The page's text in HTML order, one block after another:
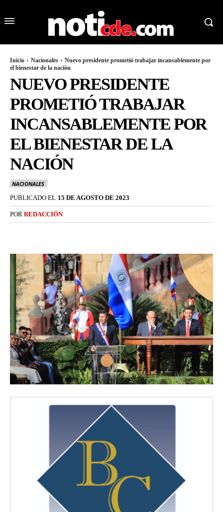
Inicio Nacionales
Nuevo presidente prometió trabajar incansablemente por
el bienestar de la nación
NUEVO PRESIDENTE
PROMETIÓ TRABAJAR
INCANSABLEMENTE POR
EL BIENESTAR DE LA
NACIÓN
NACIONALES
PUBLICADO EL 15 DE AGOSTO DE 2023
POR REDACCIÓN